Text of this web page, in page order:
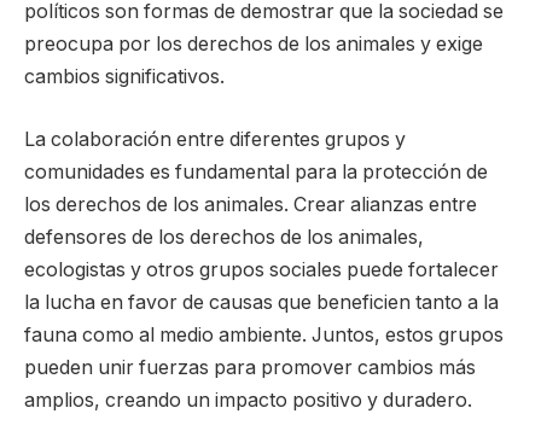
políticos son formas de demostrar que la sociedad se
preocupa por los derechos de los animales y exige
cambios significativos.
La colaboración entre diferentes grupos y
comunidades es fundamental para la protección de
los derechos de los animales. Crear alianzas entre
defensores de los derechos de los animales,
ecologistas y otros grupos sociales puede fortalecer
la lucha en favor de causas que beneficien tanto a la
fauna como al medio ambiente. Juntos, estos grupos
pueden unir fuerzas para promover cambios más
amplios, creando un impacto positivo y duradero.